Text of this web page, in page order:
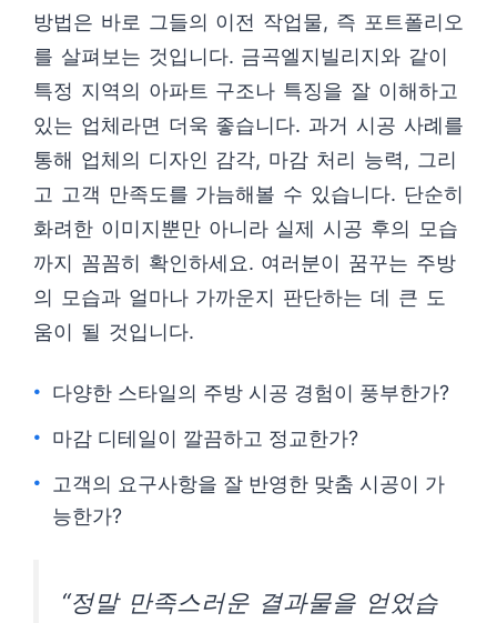
방법은 바로 그들의 이전 작업물, 즉 포트폴리오
를 살펴보는 것입니다. 금곡엘지빌리지와 같이
특정 지역의 아파트 구조나 특징을 잘 이해하고
있는 업체라면 더욱 좋습니다. 과거 시공 사례를
통해 업체의 디자인 감각, 마감 처리 능력, 그리
고 고객 만족도를 가늠해볼 수 있습니다. 단순히
화려한 이미지뿐만 아니라 실제 시공 후의 모습
까지 꼼꼼히 확인하세요. 여러분이 꿈꾸는 주방
의 모습과 얼마나 가까운지 판단하는 데 큰 도
움이 될 것입니다.
다양한 스타일의 주방 시공 경험이 풍부한가?
마감 디테일이 깔끔하고 정교한가?
고객의 요구사항을 잘 반영한 맞춤 시공이 가
능한가?
“정말 만족스러운 결과물을 얻었습